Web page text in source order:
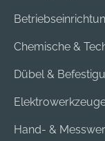
Chemische &
Dübel &
Hand- &